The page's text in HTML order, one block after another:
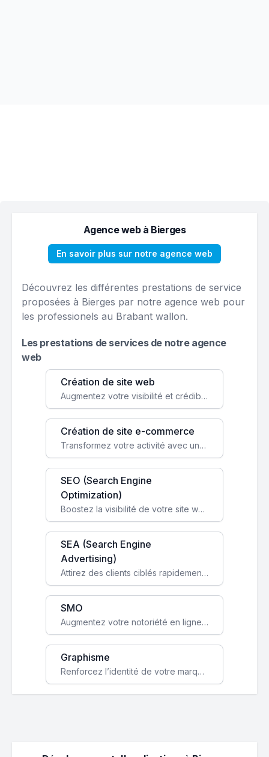
Agence web à Bierges
En savoir plus sur notre agence web
Découvrez les différentes prestations de service
proposées à Bierges par notre agence web pour
les professionels au Brabant wallon.
Les prestations de services de notre agence
web
Création de site web
Augmentez votre visibilité et crédibilité en ligne avec un site web performant, conçu pour attirer plus de clients.
Création de site e-commerce
Transformez votre activité avec une boutique en ligne, accessible à l'échelle mondiale 24/7.
SEO (Search Engine
Optimization)
Boostez la visibilité de votre site web sur Google et attirez du trafic qualifié grâce à nos stratégies SEO.
SEA (Search Engine
Advertising)
Attirez des clients ciblés rapidement avec des campagnes publicitaires payantes optimisées pour vos objectifs.
SMO
Augmentez votre notoriété en ligne et stimulez la croissance de votre entreprise grâce à une stratégie sociale sur mesure.
Graphisme
Renforcez l’identité de votre marque avec un design unique qui capte l’attention et engage vos clients.